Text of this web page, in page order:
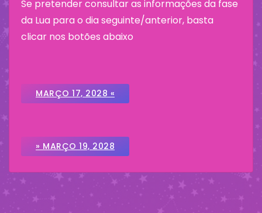
Se pretender consultar as informações da fase
da Lua para o dia seguinte/anterior, basta
clicar nos botões abaixo
MARÇO 17, 2028 «
» MARÇO 19, 2028